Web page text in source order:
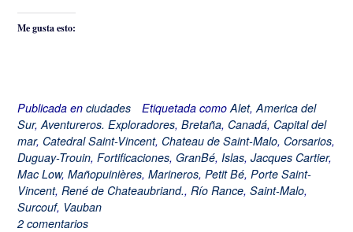
Me gusta esto:
Publicada en ciudades Etiquetada como Alet, America del
Sur, Aventureros. Exploradores, Bretaña, Canadá, Capital del
mar, Catedral Saint-Vincent, Chateau de Saint-Malo, Corsarios,
Duguay-Trouin, Fortificaciones, GranBé, Islas, Jacques Cartier,
Mac Low, Mañopuinières, Marineros, Petit Bé, Porte Saint-
Vincent, René de Chateaubriand., Río Rance, Saint-Malo,
Surcouf, Vauban
2 comentarios